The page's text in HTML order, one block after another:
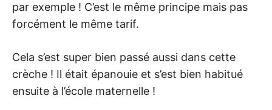
par exemple ! C’est le même principe mais pas
forcément le même tarif.
Cela s’est super bien passé aussi dans cette
crèche ! Il était épanouie et s’est bien habitué
ensuite à l’école maternelle !